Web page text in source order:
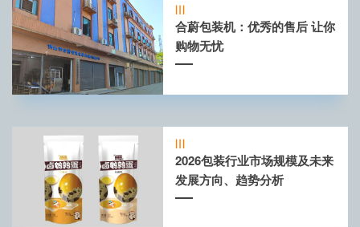
合蔚包装机：优秀的售后 让你
购物无忧
2026包装行业市场规模及未来
发展方向、趋势分析